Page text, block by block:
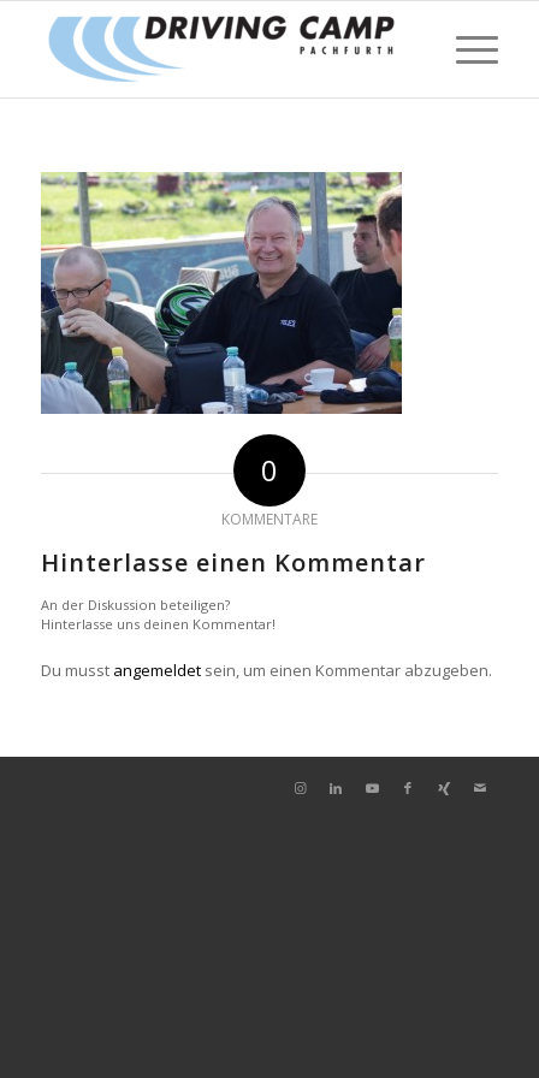
0
KOMMENTARE
Hinterlasse einen Kommentar
An der Diskussion beteiligen?
Hinterlasse uns deinen Kommentar!
Du musst angemeldetsein, um einen Kommentar abzugeben.